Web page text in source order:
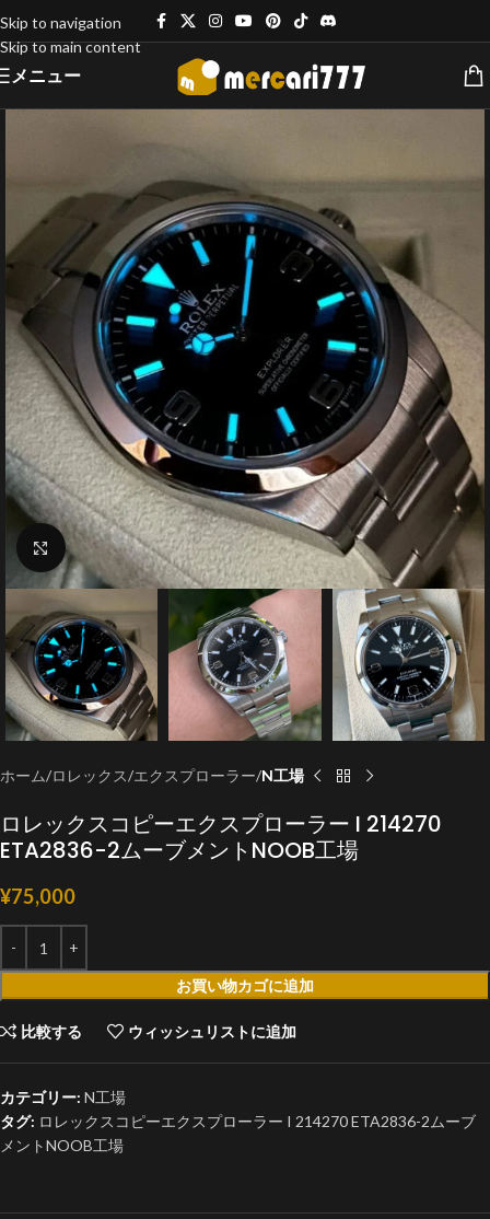
Skip to navigation
Skip to main content
メニュー
クリックで拡大
ホーム ロレックス エクスプローラー N工場
ロレックスコピーエクスプローラー I 214270
ETA2836-2ムーブメントNOOB工場
¥75,000
お買い物カゴに追加
比較する ウィッシュリストに追加
カテゴリー: N工場
タグ: ロレックスコピーエクスプローラー I 214270 ETA2836-2ムーブ
メントNOOB工場